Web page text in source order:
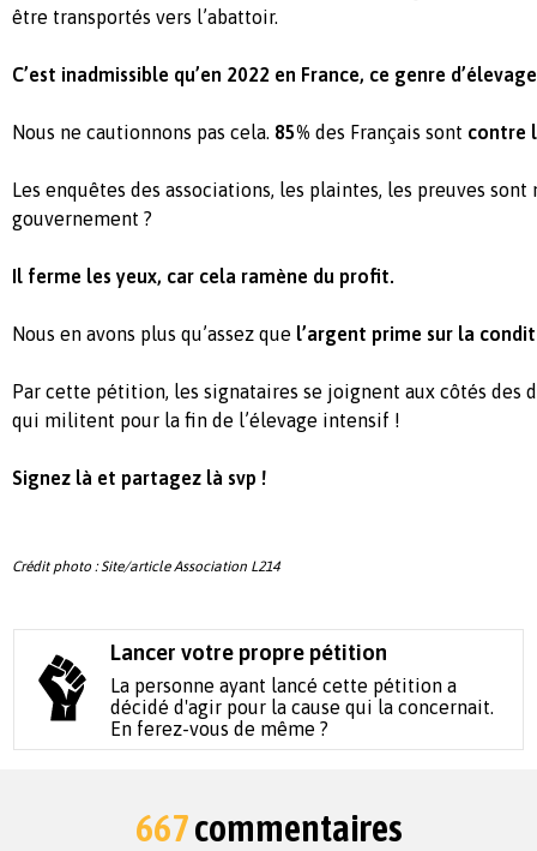
être transportés vers l’abattoir.
C’est inadmissible qu’en 2022 en France, ce genre
Nous ne cautionnons pas cela. 85% des Français sont contre
Les enquêtes des associations, les plaintes, les preuves
gouvernement ?
Il ferme les yeux, car cela ramène du profit.
Nous en avons plus qu’assez que l’argent prime sur la
Par cette pétition, les signataires se joignent aux côtés des
qui militent pour la fin de l’élevage intensif !
Signez là et partagez là svp !
Crédit photo : Site/article Association L214
Lancer votre propre pétition
La personne ayant lancé cette pétition a
décidé d'agir pour la cause qui la concernait.
En ferez-vous de même ?
667commentaires